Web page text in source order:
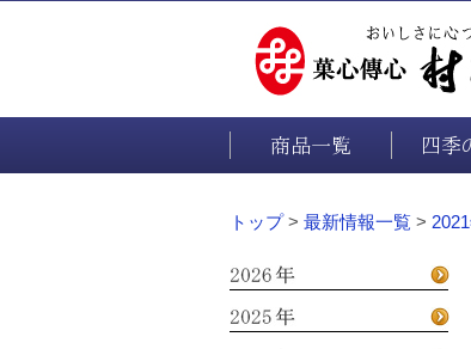
商品一覧 四季
トップ> 最新情報一覧 >